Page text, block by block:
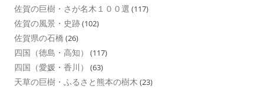
佐賀の巨樹・さが名木１００選 (117)
佐賀の風景・史跡(102)
佐賀県の石橋 (26)
四国（徳島・高知） (117)
四国（愛媛・香川） (63)
天草の巨樹・ふるさと熊本の樹木 (23)